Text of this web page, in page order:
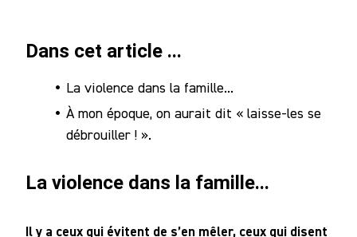
Dans cet article ...
La violence dans la famille...
À mon époque, on aurait dit « laisse-les se
débrouiller ! ».
La violence dans la famille...
Il y a ceux qui évitent de s’en mêler, ceux qui disent
Stagiaire